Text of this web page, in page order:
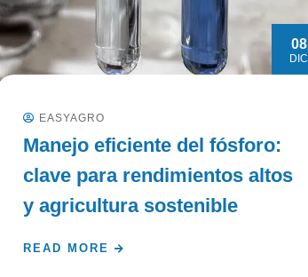
08
DIC
EASYAGRO
Manejo eficiente del fósforo:
clave para rendimientos altos
y agricultura sostenible
READ MORE